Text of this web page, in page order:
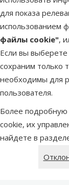
для показа
использованием
файлы cookie",
Если вы
сохраним только
необходимы для
пользователя.
Более
cookie, их
найдете в
DPD